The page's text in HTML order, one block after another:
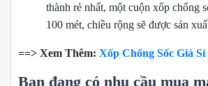
thành rẻ nhất, một cuộn xốp chống
100 mét, chiều rộng sẽ được sản
==> Xem Thêm: Xốp Chống Sốc Giá Sỉ
Bạn đang có nhu cầu mua